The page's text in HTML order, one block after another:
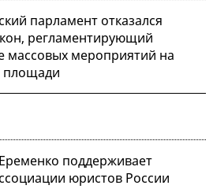
парламент отказался
регламентирующий
массовых мероприятий на
площади
поддерживает
юристов России